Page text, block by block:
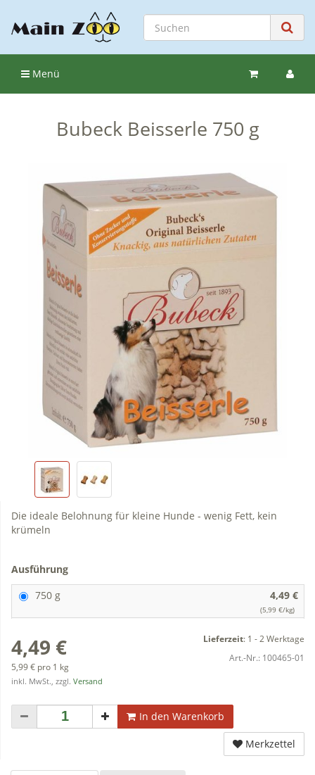
Menü
Bubeck Beisserle 750 g
Die ideale Belohnung für kleine Hunde - wenig Fett, kein
krümeln
Ausführung
750 g
4,49 €
(5,99 €/kg)
4,49 €
5,99 € pro 1 kg
inkl. MwSt., zzgl. Versand
Lieferzeit: 1 - 2 Werktage
Art.-Nr.: 100465-01
In den Warenkorb
Merkzettel